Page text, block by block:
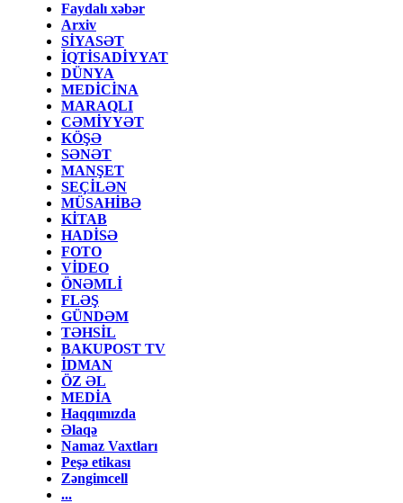
Faydalı xəbər
Arxiv
SİYASƏT
İQTİSADİYYAT
DÜNYA
MEDİCİNA
MARAQLI
CƏMİYYƏT
KÖŞƏ
SƏNƏT
MANŞET
SEÇİLƏN
MÜSAHİBƏ
KİTAB
HADİSƏ
FOTO
VİDEO
ÖNƏMLİ
FLƏŞ
GÜNDƏM
TƏHSİL
BAKUPOST TV
İDMAN
ÖZ ƏL
MEDİA
Haqqımızda
Əlaqə
Namaz Vaxtları
Peşə etikası
Zəngimcell
...